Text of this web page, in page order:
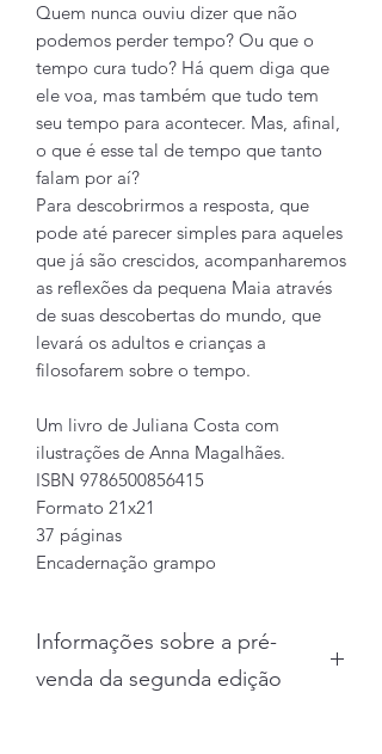
Quem nunca ouviu dizer que não
podemos perder tempo? Ou que o
tempo cura tudo? Há quem diga que
ele voa, mas também que tudo tem
seu tempo para acontecer. Mas, afinal,
o que é esse tal de tempo que tanto
falam por aí?
Para descobrirmos a resposta, que
pode até parecer simples para aqueles
que já são crescidos, acompanharemos
as reflexões da pequena Maia através
de suas descobertas do mundo, que
levará os adultos e crianças a
filosofarem sobre o tempo.
Um livro de Juliana Costa com
ilustrações de Anna Magalhães.
ISBN 9786500856415
Formato 21x21
37 páginas
Encadernação grampo
Informações sobre a pré-
venda da segunda edição